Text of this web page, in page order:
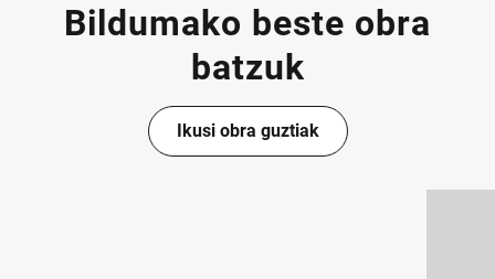
Bildumako beste obra
batzuk
Ikusi obra guztiak